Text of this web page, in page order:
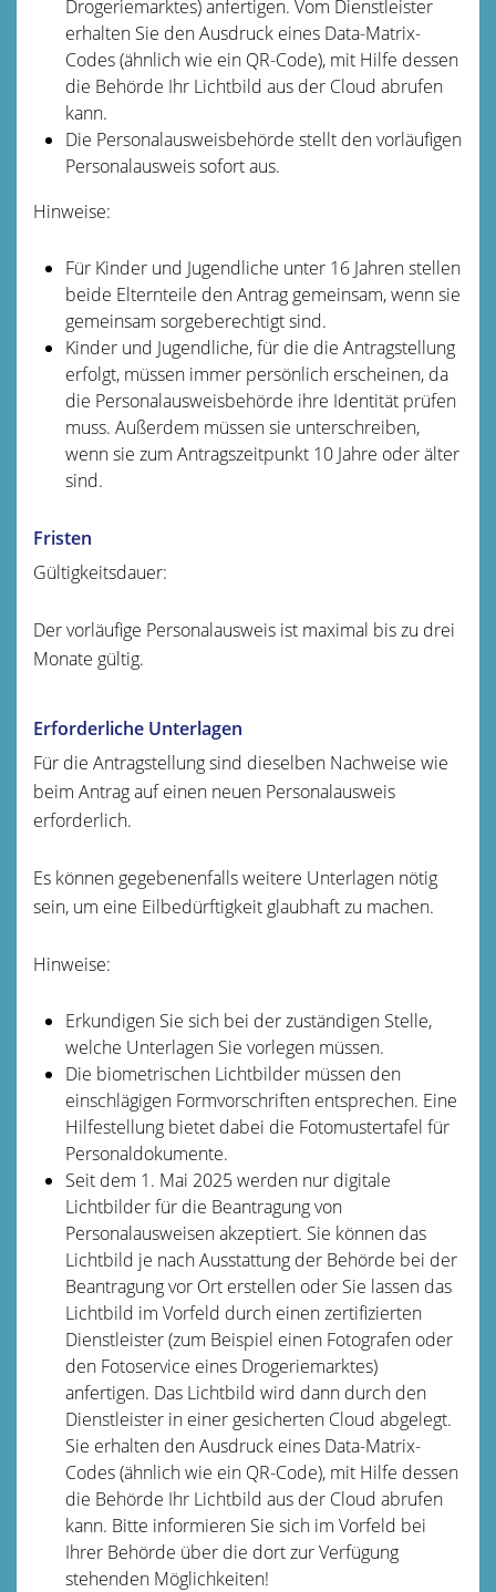
Drogeriemarktes) anfertigen. Vom Dienstleister
erhalten Sie den Ausdruck eines Data-Matrix-
Codes (ähnlich wie ein QR-Code), mit Hilfe dessen
die Behörde Ihr Lichtbild aus der Cloud abrufen
kann.
Die Personalausweisbehörde stellt den vorläufigen
Personalausweis sofort aus.
Hinweise:
Für Kinder und Jugendliche unter 16 Jahren stellen
beide Elternteile den Antrag gemeinsam, wenn sie
gemeinsam sorgeberechtigt sind.
Kinder und Jugendliche, für die die Antragstellung
erfolgt, müssen immer persönlich erscheinen, da
die Personalausweisbehörde ihre Identität prüfen
muss. Außerdem müssen sie unterschreiben,
wenn sie zum Antragszeitpunkt 10 Jahre oder älter
sind.
Fristen
Gültigkeitsdauer:
Dervorläufige Personalausweis ist maximal bis zu drei
Monate gültig.
Erforderliche Unterlagen
Für die Antragstellung sind dieselben Nachweise wie
beim Antrag auf einen neuen Personalausweis
erforderlich.
Es können gegebenenfalls weitere Unterlagen nötig
sein, um eine Eilbedürftigkeit glaubhaft zu machen.
Hinweise:
Erkundigen Sie sich bei der zuständigen Stelle,
welche Unterlagen Sie vorlegen müssen.
Die biometrischen Lichtbilder müssen den
einschlägigen Formvorschriften entsprechen. Eine
Hilfestellung bietet dabei die Fotomustertafel für
Personaldokumente.
Seit dem 1. Mai 2025 werden nur digitale
Lichtbilder für die Beantragung von
Personalausweisen akzeptiert. Sie können das
Lichtbild je nach Ausstattung der Behörde bei der
Beantragung vor Ort erstellen oder Sie lassen das
Lichtbild im Vorfeld durch einen zertifizierten
Dienstleister (zum Beispiel einen Fotografen oder
den Fotoservice eines Drogeriemarktes)
anfertigen. Das Lichtbild wird dann durch den
Dienstleister in einer gesicherten Cloud abgelegt.
Sie erhalten den Ausdruck eines Data-Matrix-
Codes (ähnlich wie ein QR-Code), mit Hilfe dessen
die Behörde Ihr Lichtbild aus der Cloud abrufen
kann. Bitte informieren Sie sich im Vorfeld bei
Ihrer Behörde über die dort zur Verfügung
stehenden Möglichkeiten!